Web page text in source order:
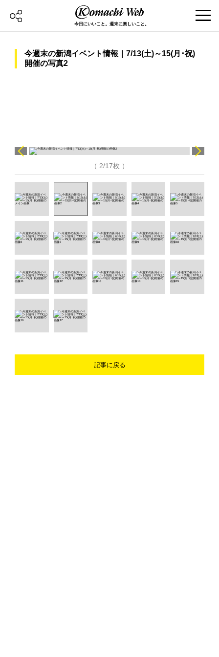
今日にいいこと。週末に楽しいこと。
今週末の新潟イベント情報｜7/13(土)～15(月･祝)
開催の写真2
（ 2/17枚 ）
記事に戻る